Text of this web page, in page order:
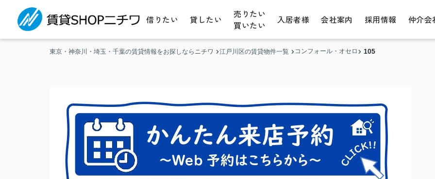
借りたい 貸したい
売りたい
買いたい
入居者様 会社案内 採用情報 仲介会
東京・神奈川・埼玉・千葉の賃貸情報をお探しならニチワ 江戸川区の賃貸物件一覧 コンフォール・オセロ 105